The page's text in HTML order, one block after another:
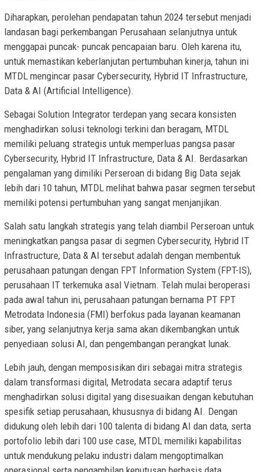
Diharapkan, perolehan pendapatan tahun 2024 tersebut menjadi
landasan bagi perkembangan Perusahaan selanjutnya untuk
menggapai puncak- puncak pencapaian baru. Oleh karena itu,
untuk memastikan keberlanjutan pertumbuhan kinerja, tahun ini
MTDL mengincar pasar Cybersecurity, Hybrid IT Infrastructure,
Data & AI (Artificial Intelligence).
Sebagai Solution Integrator terdepan yang secara konsisten
menghadirkan solusi teknologi terkini dan beragam, MTDL
memiliki peluang strategis untuk memperluas pangsa pasar
Cybersecurity, Hybrid IT Infrastructure, Data & AI. Berdasarkan
pengalaman yang dimiliki Perseroan di bidang Big Data sejak
lebih dari 10 tahun, MTDL melihat bahwa pasar segmen tersebut
memiliki potensi pertumbuhan yang sangat menjanjikan.
Salah satu langkah strategis yang telah diambil Perseroan untuk
meningkatkan pangsa pasar di segmen Cybersecurity, Hybrid IT
Infrastructure, Data & AI tersebut adalah dengan membentuk
perusahaan patungan dengan FPT Information System (FPT-IS),
perusahaan IT terkemuka asal Vietnam. Telah mulai beroperasi
pada awal tahun ini, perusahaan patungan bernama PT FPT
Metrodata Indonesia (FMI) berfokus pada layanan keamanan
siber, yang selanjutnya kerja sama akan dikembangkan untuk
penyediaan solusi AI, dan pengembangan perangkat lunak.
Lebih jauh, dengan memposisikan diri sebagai mitra strategis
dalam transformasi digital, Metrodata secara adaptif terus
menghadirkan solusi digital yang disesuaikan dengan kebutuhan
spesifik setiap perusahaan, khususnya di bidang AI. Dengan
didukung oleh lebih dari 100 talenta di bidang AI dan data, serta
portofolio lebih dari 100 use case, MTDL memiliki kapabilitas
untuk mendukung pelaku industri dalam mengoptimalkan